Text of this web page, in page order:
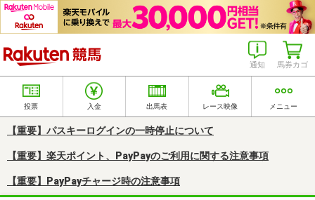
馬券カゴ
通知
投票 入金 出馬表 レース映像 メニュー
【重要】パスキーログインの一時停止について
【重要】楽天ポイント、PayPayのご利用に関する注意事項
【重要】PayPayチャージ時の注意事項